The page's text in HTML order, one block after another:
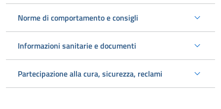
Norme di comportamento e consigli
Informazioni sanitarie e documenti
Partecipazione alla cura, sicurezza, reclami